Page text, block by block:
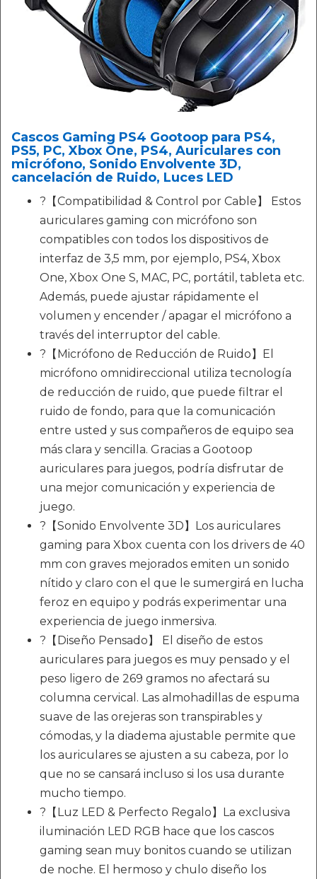
Cascos Gaming PS4 Gootoop para PS4,
PS5, PC, Xbox One, PS4, Auriculares con
micrófono, Sonido Envolvente 3D,
cancelación de Ruido, Luces LED
?【Compatibilidad & Control por Cable】 Estos
auriculares gaming con micrófono son
compatibles con todos los dispositivos de
interfaz de 3,5 mm, por ejemplo, PS4, Xbox
One, Xbox One S, MAC, PC, portátil, tableta etc.
Además, puede ajustar rápidamente el
volumen y encender / apagar el micrófono a
través del interruptor del cable.
?【Micrófono de Reducción de Ruido】El
micrófono omnidireccional utiliza tecnología
de reducción de ruido, que puede filtrar el
ruido de fondo, para que la comunicación
entre usted y sus compañeros de equipo sea
más clara y sencilla. Gracias a Gootoop
auriculares para juegos, podría disfrutar de
una mejor comunicación y experiencia de
juego.
?【Sonido Envolvente 3D】Los auriculares
gaming para Xbox cuenta con los drivers de 40
mm con graves mejorados emiten un sonido
nítido y claro con el que le sumergirá en lucha
feroz en equipo y podrás experimentar una
experiencia de juego inmersiva.
?【Diseño Pensado】 El diseño de estos
auriculares para juegos es muy pensado y el
peso ligero de 269 gramos no afectará su
columna cervical. Las almohadillas de espuma
suave de las orejeras son transpirables y
cómodas, y la diadema ajustable permite que
los auriculares se ajusten a su cabeza, por lo
que no se cansará incluso si los usa durante
mucho tiempo.
?【Luz LED & Perfecto Regalo】La exclusiva
iluminación LED RGB hace que los cascos
gaming sean muy bonitos cuando se utilizan
de noche. El hermoso y chulo diseño los